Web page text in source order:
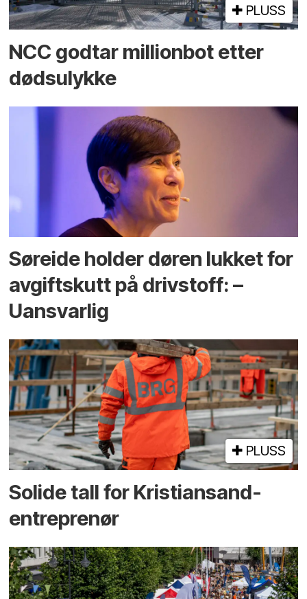
PLUSS
NCC godtar millionbot etter
dødsulykke
Søreide holder døren lukket for
avgiftskutt på drivstoff: –
Uansvarlig
PLUSS
Solide tall for Kristiansand-
entreprenør